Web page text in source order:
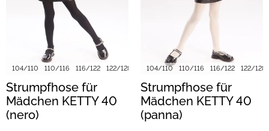
104/110 110/116 116/122 122/128 128/134 140/146 152/158
Strumpfhose für
Mädchen KETTY 40
(nero)
104/110 110/116 116/122 122/128
Strumpfhose für
Mädchen KETTY 40
(panna)